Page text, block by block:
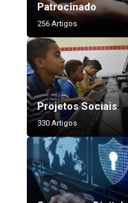
Patrocinado
256 Artigos
Projetos Sociais
330 Artigos